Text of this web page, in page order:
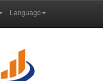
Language